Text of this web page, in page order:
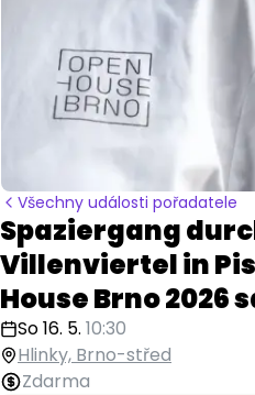
Všechny události pořadatele
Spaziergang
Villenviertel in
House Brno 2026
So 16. 5. 10:30
Hlinky, Brno-střed
Zdarma